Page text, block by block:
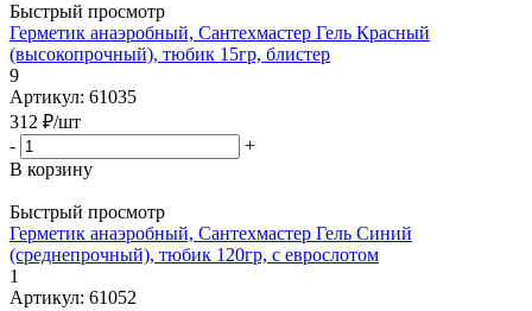
Быстрый просмотр
Герметик анаэробный, Сантехмастер Гель Красный
(высокопрочный), тюбик 15гр, блистер
9
Артикул: 61035
312 ₽/шт
-
+
В корзину
Быстрый просмотр
Герметик анаэробный, Сантехмастер Гель Синий
(среднепрочный), тюбик 120гр, с еврослотом
1
Артикул: 61052